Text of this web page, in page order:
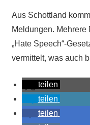
Aus Schottland
Meldungen.
„Hate Speech“-
vermittelt, was auch
teilen
teilen
teilen